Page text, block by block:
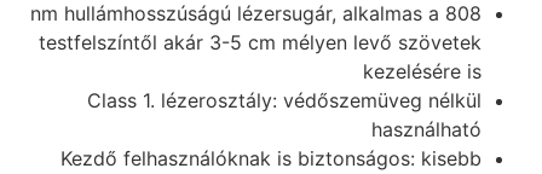
808 nm hullámhosszúságú lézersugár, alkalmas a
testfelszíntől akár 3-5 cm mélyen levő szövetek
kezelésére is
Class 1. lézerosztály: védőszemüveg nélkül
használható
Kezdő felhasználóknak is biztonságos: kisebb